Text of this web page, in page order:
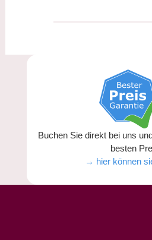
Buchen Sie direkt bei uns
besten
→ hier können